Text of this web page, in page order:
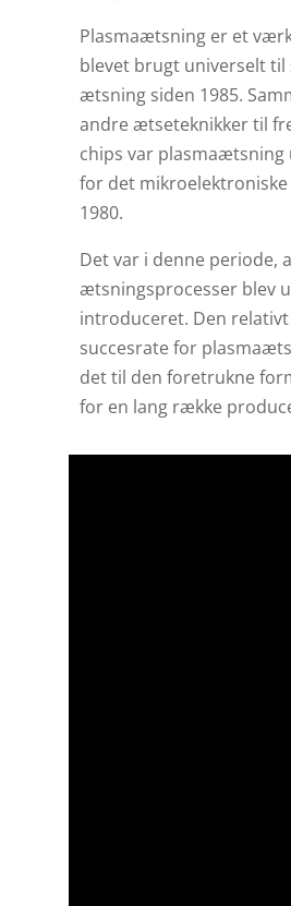
Plasmaætsning er et
blevet brugt universelt
ætsning siden 1985.
andre ætseteknikker til
chips var
for det
1980.
Det var i denne periode,
ætsningsprocesser blev
introduceret. Den
succesrate for
det til den foretrukne
for en lang række